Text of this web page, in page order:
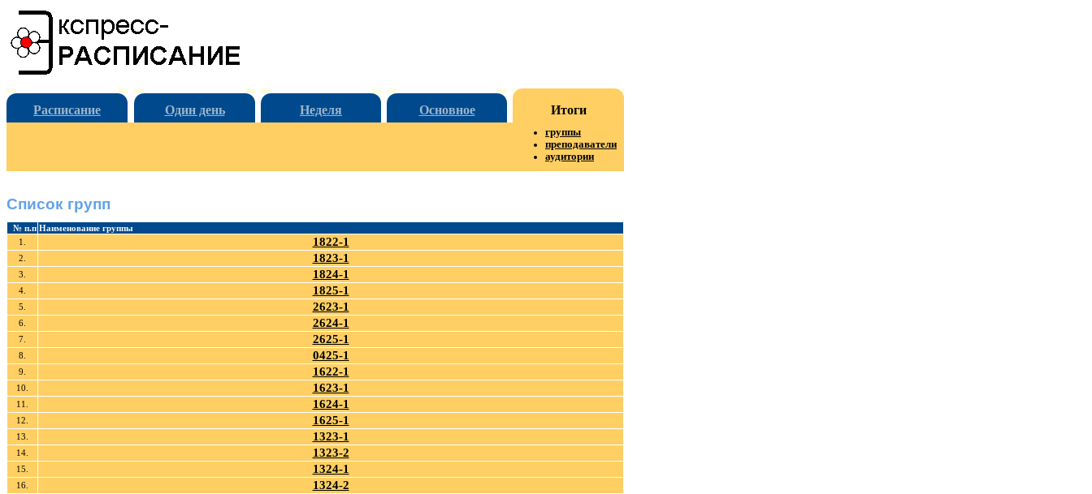
Расписание Один день Неделя Основное Итоги
группы
преподаватели
аудитории
Список групп
№ п.п Наименование группы
1.
1822-1
2. 1823-1
3. 1824-1
4. 1825-1
5. 2623-1
6. 2624-1
7. 2625-1
8. 0425-1
9. 1622-1
10. 1623-1
11. 1624-1
12. 1625-1
13. 1323-1
14. 1323-2
15. 1324-1
16. 1324-2